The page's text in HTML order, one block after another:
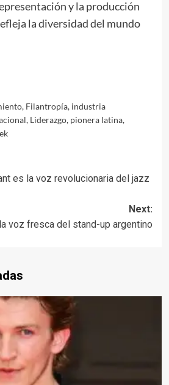
y la producción
la diversidad del mundo
, Filantropía, industria
, Liderazgo, pionera latina,
es la voz revolucionaria del jazz
Next:
voz fresca del stand-up argentino